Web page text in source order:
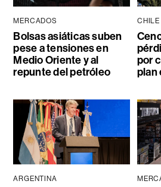
MERCADOS
Bolsas asiáticas suben
pese a tensiones en
Medio Oriente y al
repunte del petróleo
CHILE
por
plan
ARGENTINA